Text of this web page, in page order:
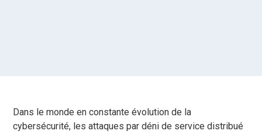
Dans le monde en constante évolution de la
cybersécurité, les attaques par déni de service distribué